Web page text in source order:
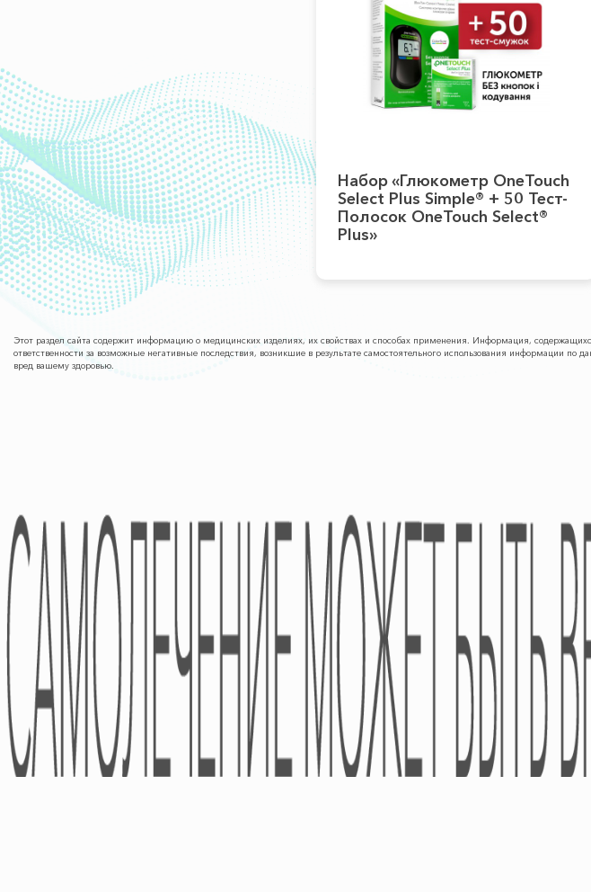
Набор «Глюкометр OneTouch
Select Plus Simple® + 50 Тест-
Полосок OneTouch Select®
Plus»
Этот раздел сайта содержит информацию о медицинских изделиях, их свойствах и способах применения. Информация,
ответственности за возможные негативные последствия, возникшие в результате самостоятельного использования информации
вред вашему здоровью.
Партнеры
Направления
Деятельности
Финансовая Отчетность
Рецептурные
Изделия Медицинского
© ООО «УА »ПРО-ФАРМА»